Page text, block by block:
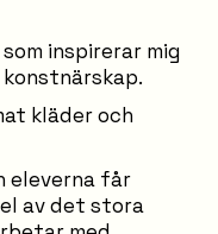
inspirerar mig
kläder och
eleverna får
av det stora